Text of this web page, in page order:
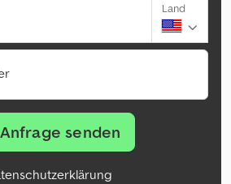
Land
Anfrage senden